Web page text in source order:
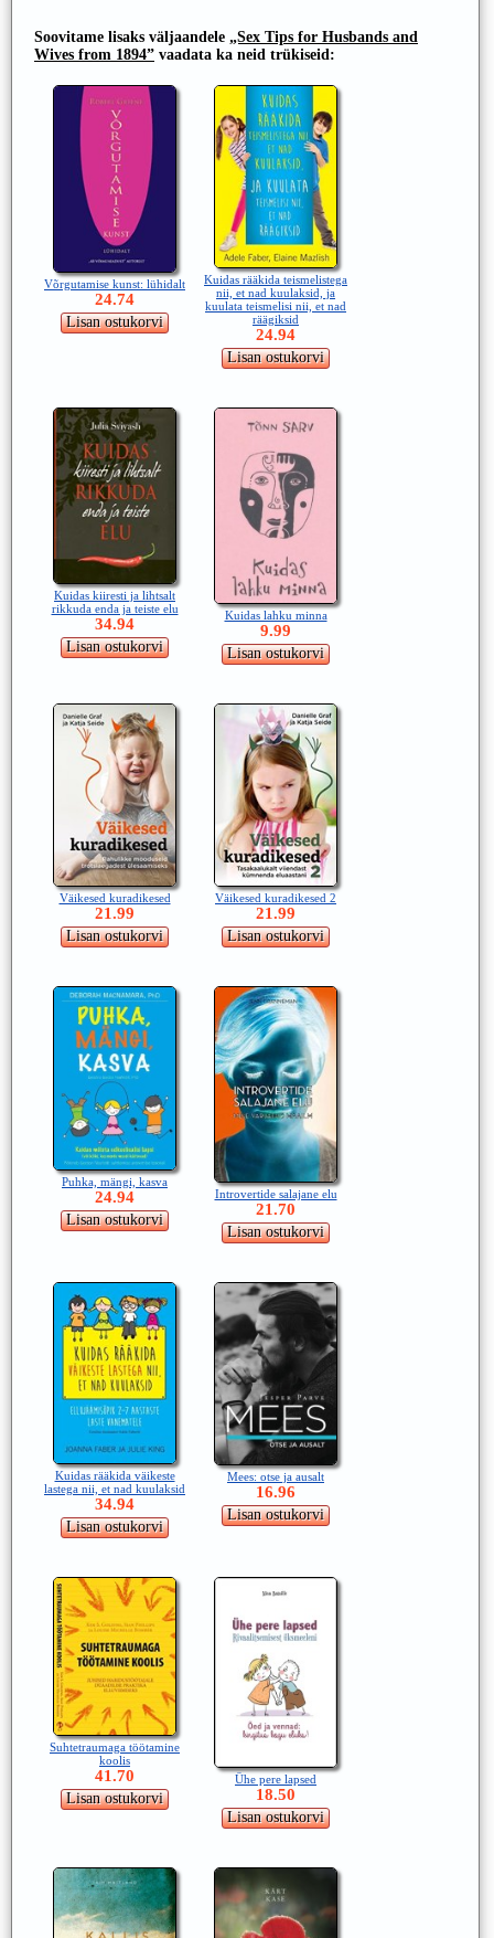
Soovitame lisaks väljaandele „Sex Tips for Husbands and
Wives from 1894” vaadata ka neid trükiseid:
Võrgutamise kunst: lühidalt
24.74
Kuidas rääkida teismelistega
nii, et nad kuulaksid, ja
kuulata teismelisi nii, et nad
räägiksid
24.94
Kuidas kiiresti ja lihtsalt
rikkuda enda ja teiste elu
34.94
Kuidas lahku minna
9.99
Väikesed kuradikesed
21.99
Väikesed kuradikesed 2
21.99
Puhka, mängi, kasva
24.94 Introvertide salajane elu
21.70
Kuidas rääkida väikeste
lastega nii, et nad kuulaksid
34.94
Mees: otse ja ausalt
16.96
Suhtetraumaga töötamine
koolis
41.70 Ühe pere lapsed
18.50